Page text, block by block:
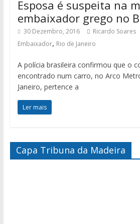
Esposa é suspeita na
embaixador grego no
30 Dezembro, 2016 Ricardo Soares
Embaixador, Rio de Janeiro
A polícia brasileira confirmou que o
encontrado num carro, no Arco
Janeiro, pertence a
Ler mais
Capa Tribuna da Madeira